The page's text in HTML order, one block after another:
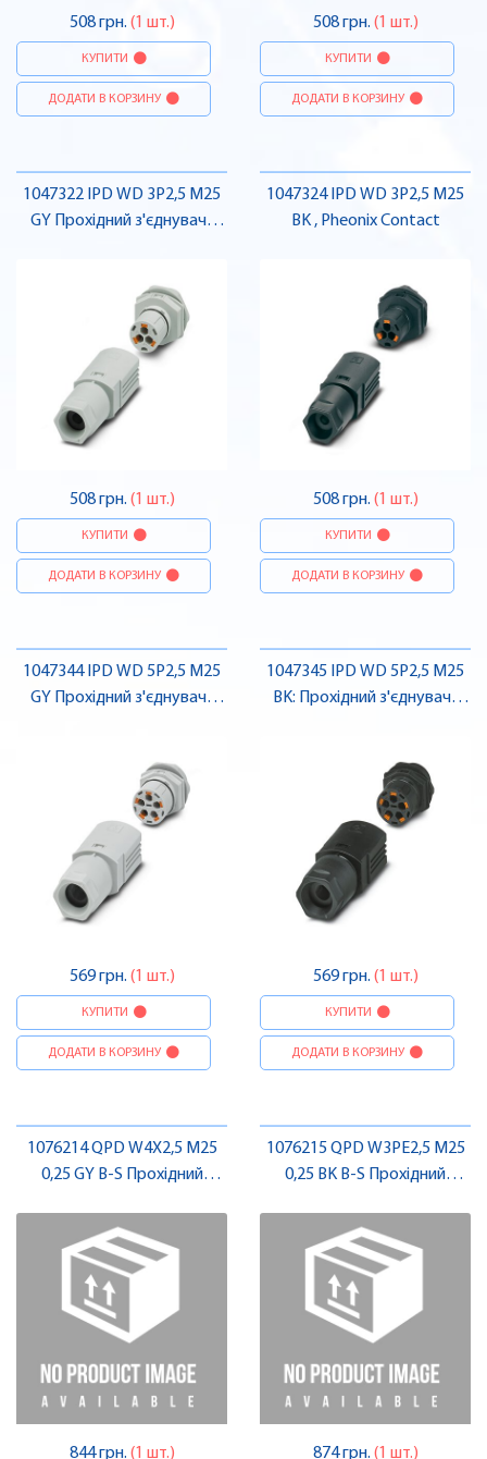
508 грн. (1 шт.)
КУПИТИ
ДОДАТИ В КОРЗИНУ
508 грн. (1 шт.)
КУПИТИ
ДОДАТИ В КОРЗИНУ
1047322 IPD WD 3P2,5 M25
GY Прохідний з'єднувач ,
508 грн. (1 шт.)
КУПИТИ
ДОДАТИ В КОРЗИНУ
1047324 IPD WD 3P2,5 M25
BK , Pheonix Contact
508 грн. (1 шт.)
КУПИТИ
ДОДАТИ В КОРЗИНУ
1047344 IPD WD 5P2,5 M25
GY Прохідний з'єднувач ,
569 грн. (1 шт.)
КУПИТИ
ДОДАТИ В КОРЗИНУ
1047345 IPD WD 5P2,5 M25
BK: Прохідний з'єднувач ,
569 грн. (1 шт.)
КУПИТИ
ДОДАТИ В КОРЗИНУ
1076214 QPD W4X2,5 M25
0,25 GY B-S Прохідний
844 грн. (1 шт.)
1076215 QPD W3PE2,5 M25
0,25 BK B-S Прохідний
874 грн. (1 шт.)